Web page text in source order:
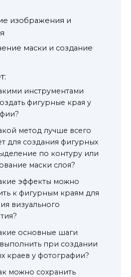
изображения и
маски и создание
инструментами
фигурные края у
метод лучше всего
для создания фигурных
по контуру или
маски слоя?
эффекты можно
к фигурным краям для
визуального
основные шаги
при создании
краев у фотографии?
можно сохранить